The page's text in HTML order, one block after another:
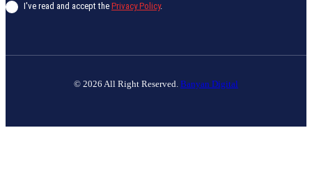
I've read and accept the Privacy Policy.
© 2026 All Right Reserved. Banyan Digital